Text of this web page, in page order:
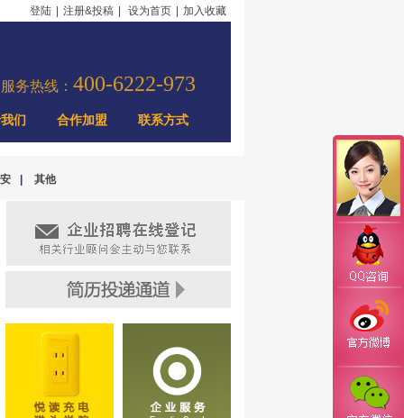
登陆 注册&投稿 设为首页 加入收藏
务热线： 400-6222-973
们 合作加盟 联系方式
其他